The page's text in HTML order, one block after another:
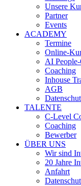
Unsere
Partner
Events
ACADEMY
Termine
Online-
AI
Coaching
Inhouse
AGB
TALENTE
C-Level
Coaching
Bewerber
ÜBER UNS
Wir sind
20 Jahre
Anfahrt